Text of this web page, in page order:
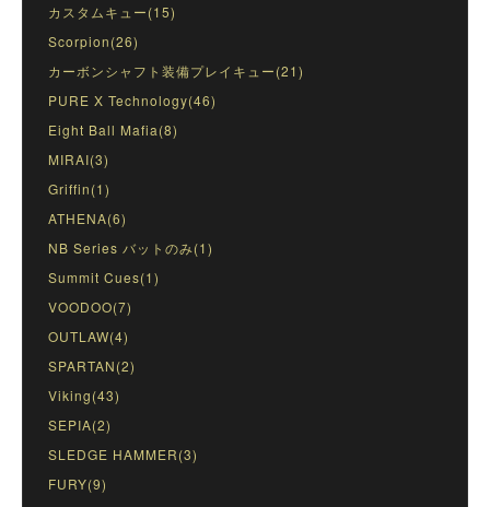
カスタムキュー(15)
Scorpion(26)
カーボンシャフト装備プレイキュー(21)
PURE X Technology(46)
Eight Ball Mafia(8)
MIRAI(3)
Griffin(1)
ATHENA(6)
NB Series バットのみ(1)
Summit Cues(1)
VOODOO(7)
OUTLAW(4)
SPARTAN(2)
Viking(43)
SEPIA(2)
SLEDGE HAMMER(3)
FURY(9)